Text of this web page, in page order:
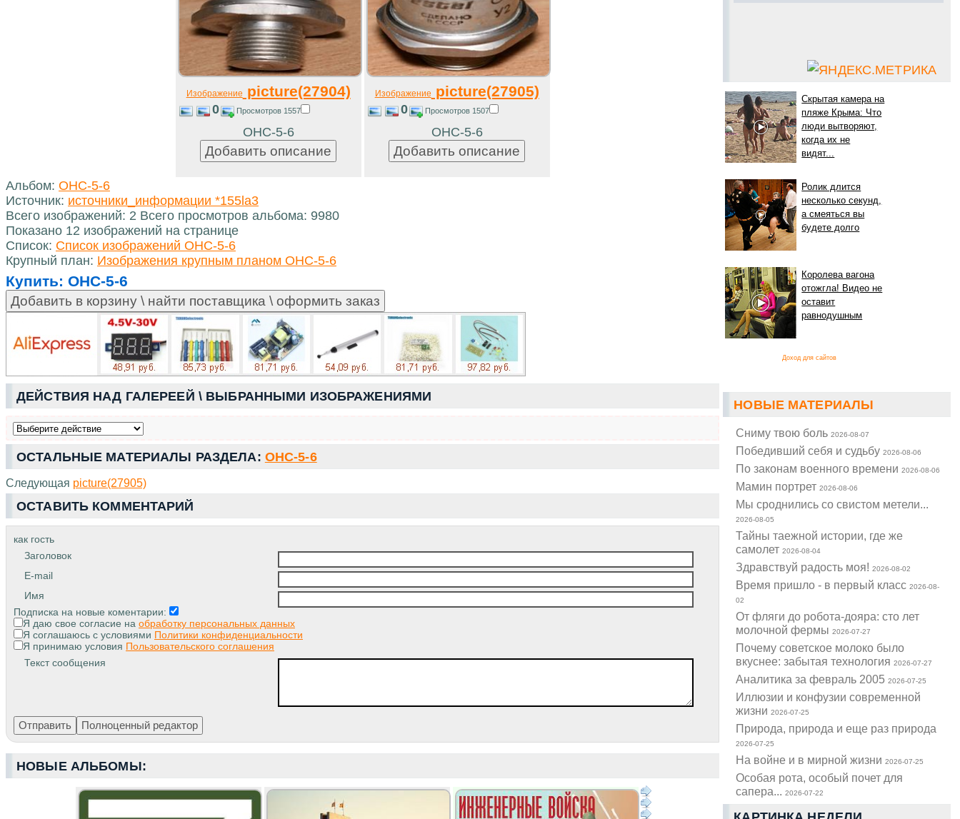
Скрытая камера на
пляже Крыма: Что
люди вытворяют,
когда их не
видят...
Ролик длится
несколько секунд,
а смеяться вы
будете долго
Королева вагона
отожгла! Видео не
оставит
равнодушным
Доход для сайтов
НОВЫЕ МАТЕРИАЛЫ
Cниму твою боль2026-08-07
Победивший себя и судьбу2026-08-06
По законам военного времени2026-08-06
Мамин портрет2026-08-06
Мы сроднились со свистом метели...
2026-08-05
Тайны таежной истории, где же
самолет2026-08-04
Здравствуй радость моя!2026-08-02
Время пришло - в первый класс2026-08-
02
От фляги до робота-дояра: сто лет
молочной фермы2026-07-27
Почему советское молоко было
вкуснее: забытая технология2026-07-27
Аналитика за февраль 20052026-07-25
Иллюзии и конфузии современной
жизни2026-07-25
Природа, природа и еще раз природа
2026-07-25
На войне и в мирной жизни2026-07-25
Особая рота, особый почет для
сапера...2026-07-22
Изображение picture(27904)
0 Просмотров 1557
ОНС-5-6
Изображение picture(27905)
0 Просмотров 1507
ОНС-5-6
Альбом: ОНС-5-6
Источник: источники_информации *155la3
Всего изображений: 2 Всего просмотров альбома: 9980
Показано 12 изображений на странице
Список: Список изображений ОНС-5-6
Крупный план: Изображения крупным планом ОНС-5-6
Купить: ОНС-5-6
ДЕЙСТВИЯ НАД ГАЛЕРЕЕЙ \ ВЫБРАННЫМИ ИЗОБРАЖЕНИЯМИ
ОСТАЛЬНЫЕ МАТЕРИАЛЫ РАЗДЕЛА: ОНС-5-6
Следующая picture(27905)
ОСТАВИТЬ КОММЕНТАРИЙ
как гость
Заголовок
E-mail
Имя
Подписка на новые коментарии:
Я даю свое согласие на обработку персональных данных
Я соглашаюсь с условиями Политики конфиденциальности
Я принимаю условия Пользовательского соглашения
Текст сообщения
НОВЫЕ АЛЬБОМЫ: